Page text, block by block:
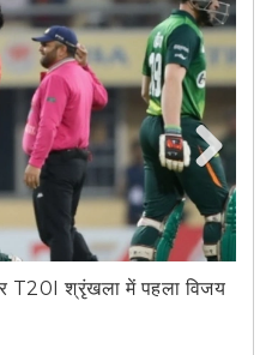
T20I श्रृंखला में पहला विजय
Next